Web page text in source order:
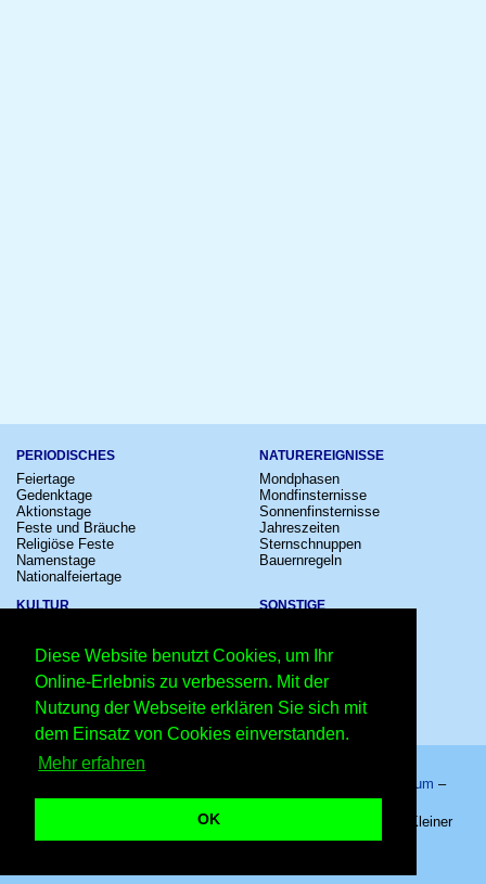
Diese Website benutzt Cookies, um Ihr
Online-Erlebnis zu verbessern. Mit der
Nutzung der Webseite erklären Sie sich mit
dem Einsatz von Cookies einverstanden.
Mehr erfahren
OK
PERIODISCHES
Feiertage
Gedenktage
Aktionstage
Feste und Bräuche
Religiöse Feste
Namenstage
Nationalfeiertage
NATUREREIGNISSE
Mondphasen
Mondfinsternisse
Sonnenfinsternisse
Jahreszeiten
Sternschnuppen
Bauernregeln
KULTUR
Festivals
Großevents
Fußball
Comedy
Shows
SONSTIGE
Schalttage
Wahltage
Messen
Erinnerungen
Volksfeste
Impressum –
Datenschutzhinweis–Kontakt
Welttag des Sehens 2026 - 08.10.2026 – Copyright © 2026 Kleiner
Kalender